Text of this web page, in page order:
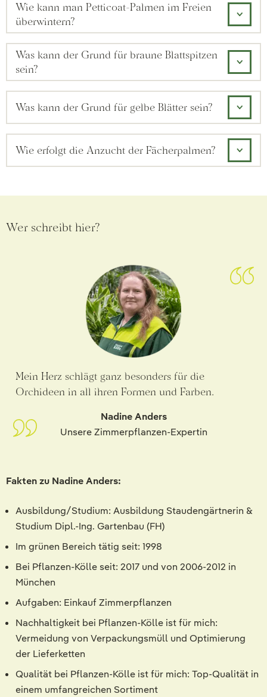
Wie kann man Petticoat-Palmen im Freien
überwintern?
Was kann der Grund für braune Blattspitzen
sein?
Was kann der Grund für gelbe Blätter sein?
Wie erfolgt die Anzucht der Fächerpalmen?
Wer schreibt hier?
Mein Herz schlägt ganz besonders für die
Orchideen in all ihren Formen und Farben.
Nadine Anders
Unsere Zimmerpflanzen-Expertin
Fakten zu Nadine Anders:
Ausbildung/Studium: Ausbildung Staudengärtnerin &
Studium Dipl.-Ing. Gartenbau (FH)
Im grünen Bereich tätig seit: 1998
Bei Pflanzen-Kölle seit: 2017 und von 2006-2012 in
München
Aufgaben: Einkauf Zimmerpflanzen
Nachhaltigkeit bei Pflanzen-Kölle ist für mich:
Vermeidung von Verpackungsmüll und Optimierung
der Lieferketten
Qualität bei Pflanzen-Kölle ist für mich: Top-Qualität in
einem umfangreichen Sortiment